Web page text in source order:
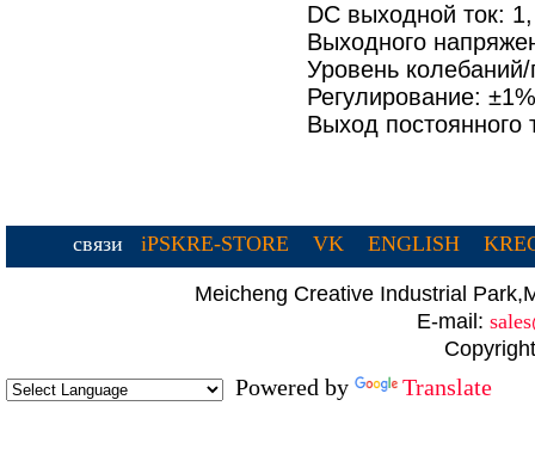
DC выходной ток:
Выходного
Уровень
Регулирование:
Выход постоянного
связи iPSKRE-STORE VK ENGLISH
Meicheng Creative Industrial
E-mail:
Powered by Translate